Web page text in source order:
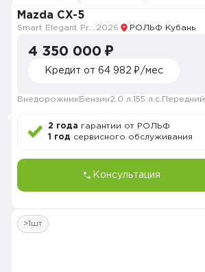
Mazda CX-5
2026 РОЛЬФ Кубань
4 350 000 ₽
Кредит от 64 982 ₽/мес
Внедорожник Бензин2.0 л. 155 л.с. Передний
2 года гарантии от РОЛЬФ
1 год сервисного обслуживания
Консультация
>1шт